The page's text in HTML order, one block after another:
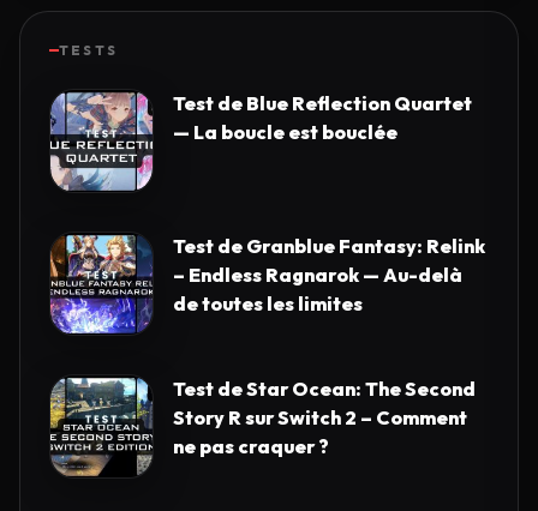
TESTS
Test de Blue Reflection Quartet
— La boucle est bouclée
Test de Granblue Fantasy: Relink
– Endless Ragnarok — Au-delà
de toutes les limites
Test de Star Ocean: The Second
Story R sur Switch 2 – Comment
ne pas craquer ?